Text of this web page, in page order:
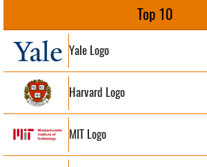
Top 10
Yale Logo
Harvard Logo
MIT Logo